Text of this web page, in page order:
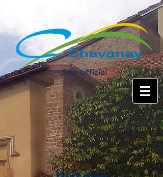
Site officiel